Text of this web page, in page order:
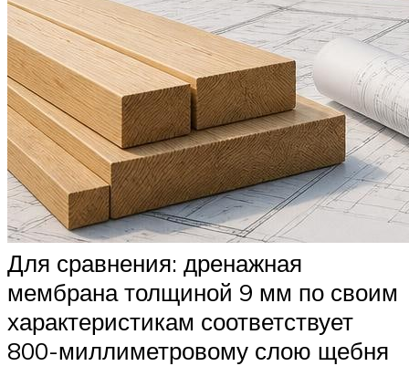
Для сравнения: дренажная
мембрана толщиной 9 мм по своим
характеристикам соответствует
800-миллиметровому слою щебня